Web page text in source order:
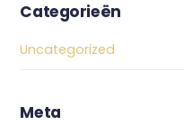
Categorieën
Uncategorized
Meta